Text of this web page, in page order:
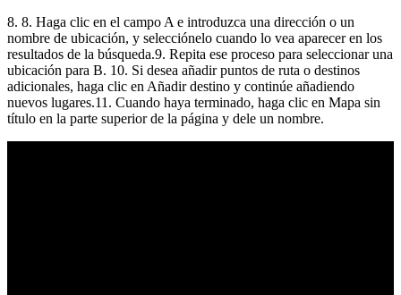
8. 8. Haga clic en el campo A e introduzca una dirección o un
nombre de ubicación, y selecciónelo cuando lo vea aparecer en los
resultados de la búsqueda.9. Repita ese proceso para seleccionar una
ubicación para B. 10. Si desea añadir puntos de ruta o destinos
adicionales, haga clic en Añadir destino y continúe añadiendo
nuevos lugares.11. Cuando haya terminado, haga clic en Mapa sin
título en la parte superior de la página y dele un nombre.